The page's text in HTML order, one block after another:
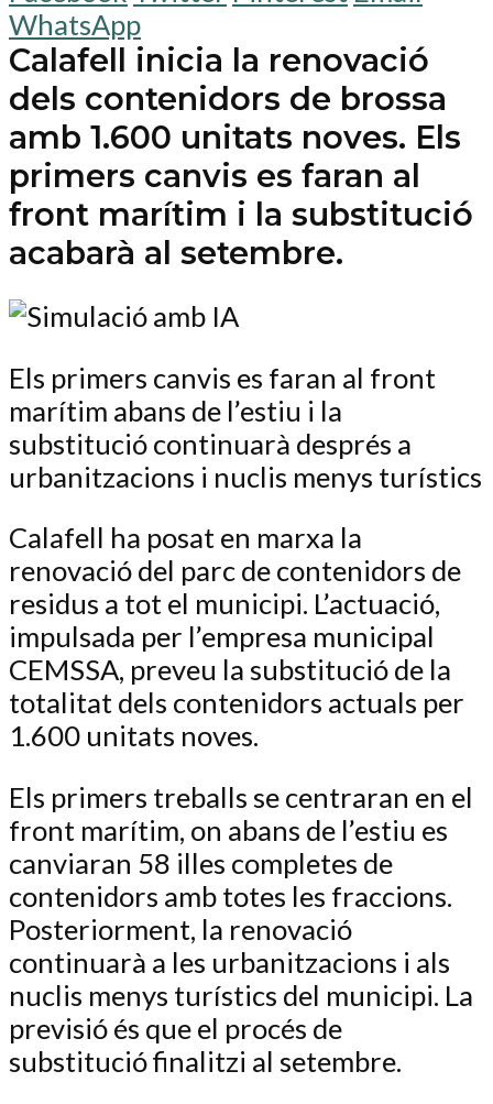
WhatsApp
Calafell inicia la renovació
dels contenidors de brossa
amb 1.600 unitats noves. Els
primers canvis es faran al
front marítim i la substitució
acabarà al setembre.
Els primers canvis es faran al front
marítim abans de l’estiu i la
substitució continuarà després a
urbanitzacions i nuclis menys turístics
Calafell ha posat en marxa la
renovació del parc de contenidors de
residus a tot el municipi. L’actuació,
impulsada per l’empresa municipal
CEMSSA, preveu la substitució de la
totalitat dels contenidors actuals per
1.600 unitats noves.
Els primers treballs se centraran en el
front marítim, on abans de l’estiu es
canviaran 58 illes completes de
contenidors amb totes les fraccions.
Posteriorment, la renovació
continuarà a les urbanitzacions i als
nuclis menys turístics del municipi. La
previsió és que el procés de
substitució finalitzi al setembre.